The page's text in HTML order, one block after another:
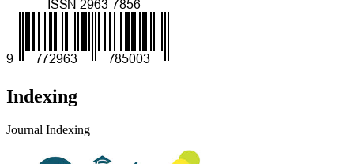
Indexing
Journal Indexing